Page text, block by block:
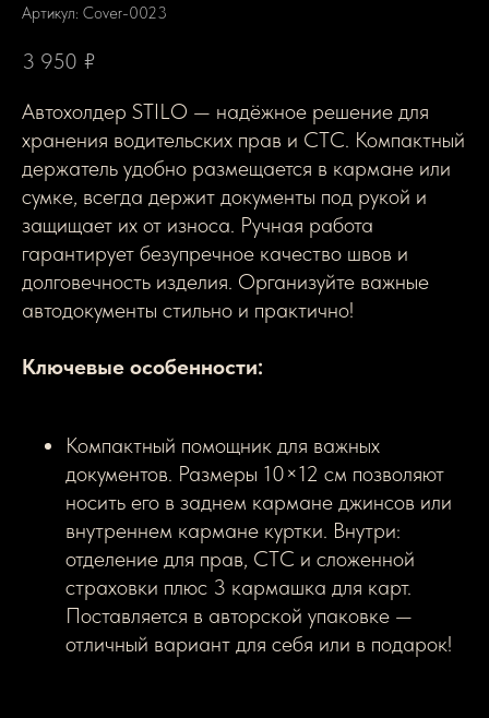
Артикул: Cover-0023
3 950 ₽
Автохолдер STILO — надёжное решение для
хранения водительских прав и СТС. Компактный
держатель удобно размещается в кармане или
сумке, всегда держит документы под рукой и
защищает их от износа. Ручная работа
гарантирует безупречное качество швов и
долговечность изделия. Организуйте важные
автодокументы стильно и практично!
Ключевые особенности:
Компактный помощник для важных
документов. Размеры 10×12 см позволяют
носить его в заднем кармане джинсов или
внутреннем кармане куртки. Внутри:
отделение для прав, СТС и сложенной
страховки плюс 3 кармашка для карт.
Поставляется в авторской упаковке —
отличный вариант для себя или в подарок!